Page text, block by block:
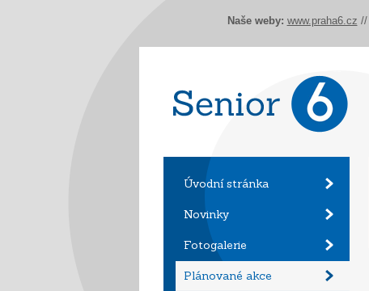
Úvodní stránka
Novinky
Fotogalerie
Plánované akce
Naše weby: www.praha6.cz //